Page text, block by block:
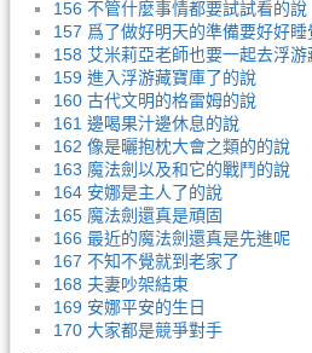
156 不管什麼事情都要試試看的說
157 爲了做好明天的準備要好好睡
158 艾米莉亞老師也要一起去浮
159 進入浮游藏寶庫了的說
160 古代文明的格雷姆的說
161 邊喝果汁邊休息的說
162 像是曬抱枕大會之類的的說
163 魔法劍以及和它的戰鬥的說
164 安娜是主人了的說
165 魔法劍還真是頑固
166 最近的魔法劍還真是先進呢
167 不知不覺就到老家了
168 夫妻吵架結束
169 安娜平安的生日
170 大家都是競爭對手